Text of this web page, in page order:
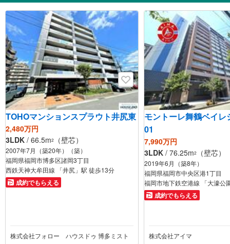
5 中央町スカイマンション
135万円
1R
福岡県北九州市八幡東区中央1丁目
5 成約でもらえる
アイ・セレブ箱崎駅前
1,850万円
1LDK
福岡県福岡市東区筥松2丁目
7 エステート・モア・博多公園通り
1,480万円
1K
福岡県福岡市博多区博多駅前4丁目
福岡県北九州市門司区奥田4丁目
TOHOマンションスプラウト井尻東
2,480万円
3LDK / 66.5m2 （壁芯）
2007年7月（築20年）（築）
福岡県福岡市博多区諸岡3丁目
西鉄天神大牟田線 「井尻」駅 徒歩13分
成約でもらえる
株式会社フォロー ハウスドゥ 博多ミスト
モントーレ舞鶴ベイ
01
7,990万円
3LDK / 76.25m2 （壁芯）
2019年6月（築8年）
福岡県福岡市中央区港1丁目
福岡市地下鉄空港線 「大濠公
成約でもらえる
株式会社アイマ